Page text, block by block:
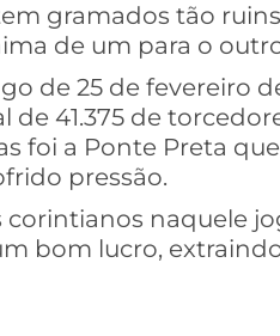
gramados tão
de um para o
de 25 de fevereiro
de 41.375 de
foi a Ponte Preta
pressão.
naquele
bom lucro,